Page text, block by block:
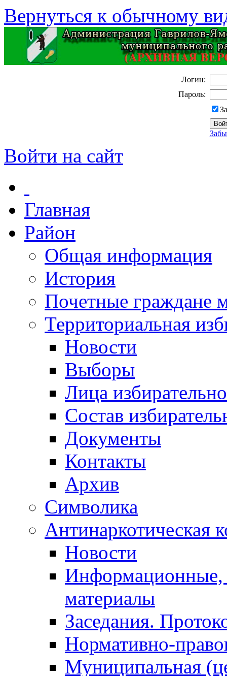
Вернуться к обычному
Логин:
Пароль:
Войти на сайт
Главная
Район
Общая информация
История
Почетные граждане
Территориальная
Новости
Выборы
Лица
Состав
Документы
Контакты
Архив
Символика
Антинаркотическая
Новости
Информационные,
материалы
Заседания.
Нормативно-
Муниципальная